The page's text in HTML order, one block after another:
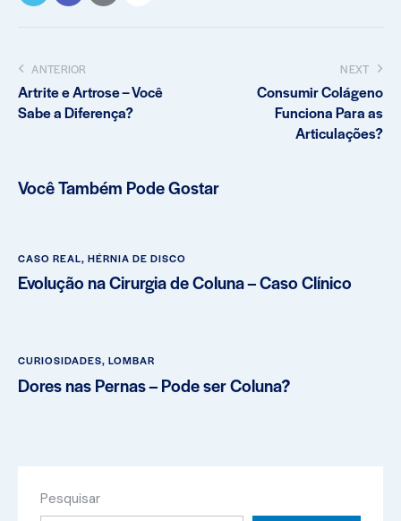
ANTERIOR
Artrite e Artrose – Você
Sabe a Diferença?
NEXT
Consumir Colágeno
Funciona Para as
Articulações?
Você Também Pode Gostar
CASO REAL, HÉRNIA DE DISCO
Evolução na Cirurgia de Coluna – Caso Clínico
CURIOSIDADES, LOMBAR
Dores nas Pernas – Pode ser Coluna?
Pesquisar